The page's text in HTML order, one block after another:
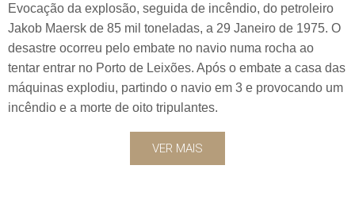
Evocação da explosão, seguida de incêndio, do petroleiro
Jakob Maersk de 85 mil toneladas, a 29 Janeiro de 1975. O
desastre ocorreu pelo embate no navio numa rocha ao
tentar entrar no Porto de Leixões. Após o embate a casa das
máquinas explodiu, partindo o navio em 3 e provocando um
incêndio e a morte de oito tripulantes.
VER MAIS